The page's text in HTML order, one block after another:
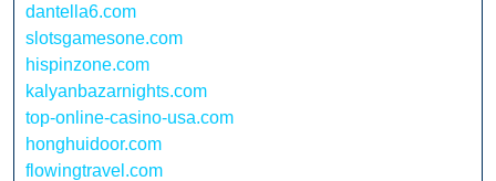
dantella6.com
slotsgamesone.com
hispinzone.com
kalyanbazarnights.com
top-online-casino-usa.com
honghuidoor.com
flowingtravel.com